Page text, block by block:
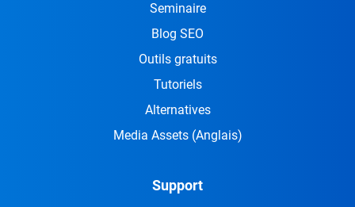
Seminaire
Blog SEO
Outils gratuits
Tutoriels
Alternatives
Media Assets (Anglais)
Support